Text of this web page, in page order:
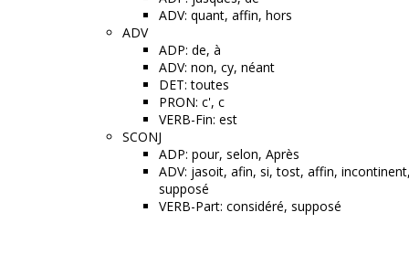
ADV: quant, affin, hors
ADV
ADP: de, à
ADV: non, cy, néant
DET: toutes
PRON: c', c
VERB-Fin: est
SCONJ
ADP: pour, selon, Après
ADV: jasoit, afin, si, tost, affin,
supposé
VERB-Part: considéré, supposé